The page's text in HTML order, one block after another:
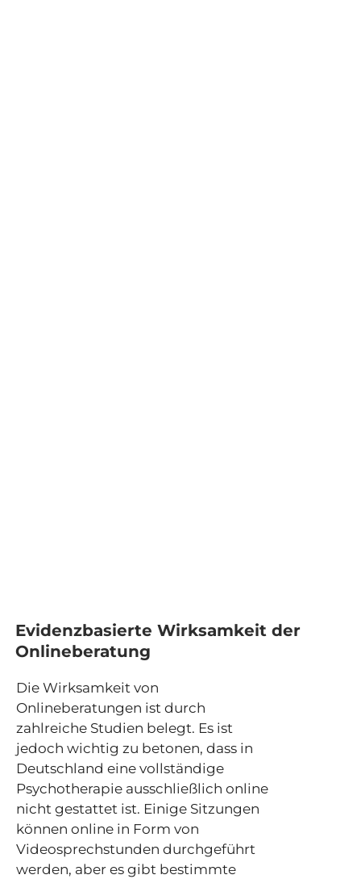
Evidenzbasierte Wirksamkeit der
Onlineberatung
Die Wirksamkeit von
Onlineberatungen ist durch
zahlreiche Studien belegt. Es ist
jedoch wichtig zu betonen, dass in
Deutschland eine vollständige
Psychotherapie ausschließlich online
nicht gestattet ist. Einige Sitzungen
können online in Form von
Videosprechstunden durchgeführt
werden, aber es gibt bestimmte